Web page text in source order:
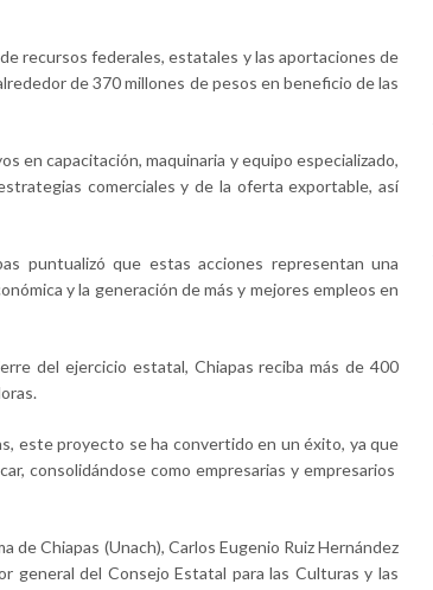
recursos federales, estatales y las aportaciones de
de 370 millones de pesos en beneficio de las
en capacitación, maquinaria y equipo especializado,
comerciales y de la oferta exportable, así
puntualizó que estas acciones representan una
y la generación de más y mejores empleos en
del ejercicio estatal, Chiapas reciba más de 400
este proyecto se ha convertido en un éxito, ya que
consolidándose como empresarias y empresarios
Chiapas (Unach), Carlos Eugenio Ruiz Hernández
general del Consejo Estatal para las Culturas y las